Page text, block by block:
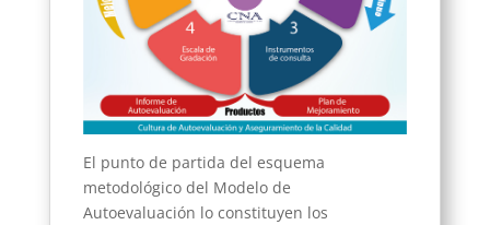
El punto de partida del esquema
metodológico del Modelo de
Autoevaluación lo constituyen los